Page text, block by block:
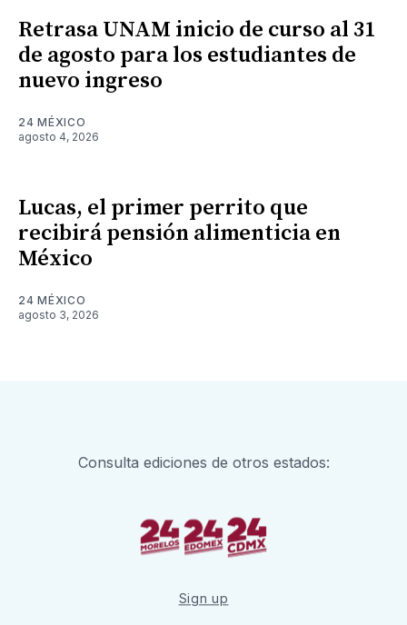
Retrasa UNAM inicio de curso al 31
de agosto para los estudiantes de
nuevo ingreso
24 MÉXICO
agosto 4, 2026
Lucas, el primer perrito que
recibirá pensión alimenticia en
México
24 MÉXICO
agosto 3, 2026
Consulta ediciones de otros estados:
Sign up